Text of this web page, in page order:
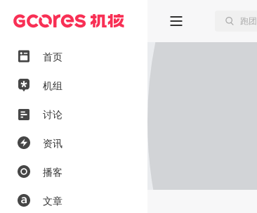
首页
机组
讨论
资讯
播客
文章